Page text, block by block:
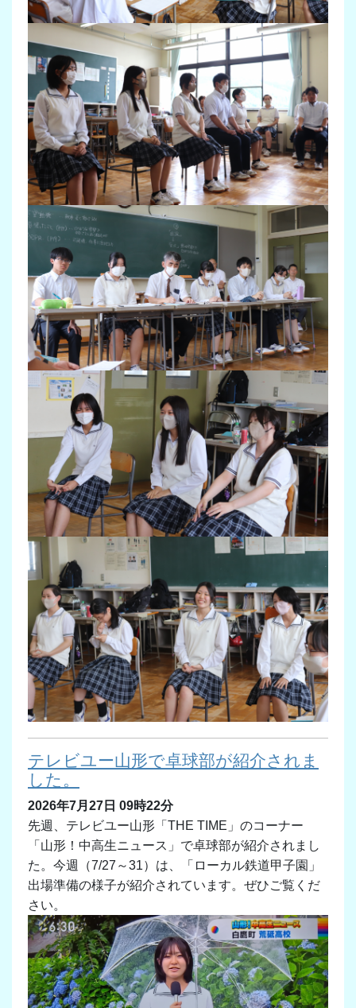
テレビユー山形で卓球部が紹介されま
した。
2026年7月27日 09時22分
先週、テレビユー山形「THE TIME」のコーナー
「山形！中高生ニュース」で卓球部が紹介されまし
た。今週（7/27～31）は、「ローカル鉄道甲子園」
出場準備の様子が紹介されています。ぜひご覧くだ
さい。